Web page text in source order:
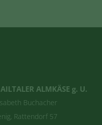
ALMKÄSE g. U.
Buchacher
Rattendorf 57